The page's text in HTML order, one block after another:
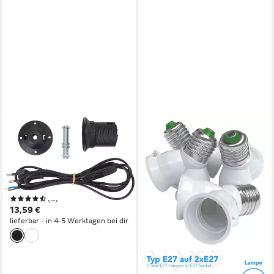
VBS
Lampenfassung
Lampenfassung mit Stecker
Anschlusskabel E27, inkl.
Gewinde
(3)
13,59 €
lieferbar - in 4-5 Werktagen bei dir